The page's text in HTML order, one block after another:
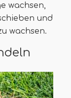
wachsen,
und
wachsen.